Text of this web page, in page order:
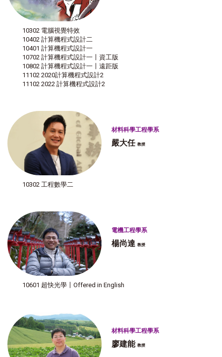
10302 電腦視覺特效
10402 計算機程式設計二
10401 計算機程式設計一
10702 計算機程式設計一〡資工版
10802 計算機程式設計一〡遠距版
11102 2020計算機程式設計2
11102 2022 計算機程式設計2
材料科學工程學系
嚴大任 教授
10302 工程數學二
電機工程學系
楊尚達 教授
10601 超快光學〡Offered in English
材料科學工程學系
廖建能 教授